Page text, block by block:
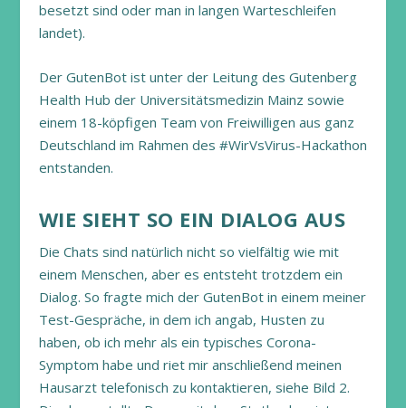
besetzt sind oder man in langen Warteschleifen
landet).
Der GutenBot ist unter der Leitung des Gutenberg
Health Hub der Universitätsmedizin Mainz sowie
einem 18-köpfigen Team von Freiwilligen aus ganz
Deutschland im Rahmen des #WirVsVirus-Hackathon
entstanden.
WIE SIEHT SO EIN DIALOG AUS
Die Chats sind natürlich nicht so vielfältig wie mit
einem Menschen, aber es entsteht trotzdem ein
Dialog. So fragte mich der GutenBot in einem meiner
Test-Gespräche, in dem ich angab, Husten zu
haben, ob ich mehr als ein typisches Corona-
Symptom habe und riet mir anschließend meinen
Hausarzt telefonisch zu kontaktieren, siehe Bild 2.